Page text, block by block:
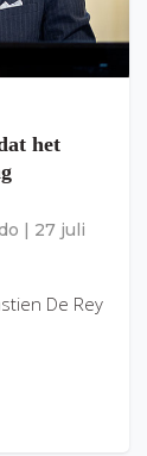
het
27 juli
De Rey